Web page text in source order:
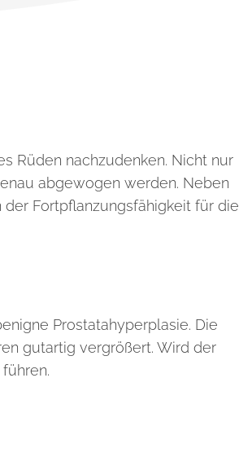
Rüden nachzudenken. Nicht nur
abgewogen werden. Neben
Fortpflanzungsfähigkeit für die
Prostatahyperplasie. Die
gutartig vergrößert. Wird der